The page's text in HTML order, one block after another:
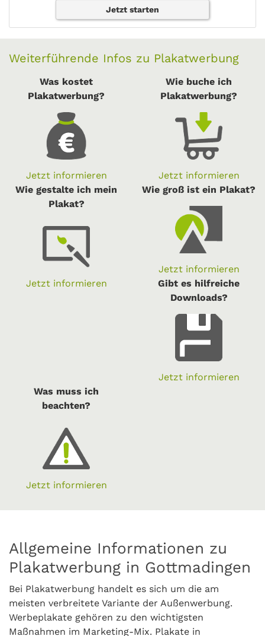
Jetzt starten
Weiterführende Infos zu Plakatwerbung
Was kostet
Plakatwerbung?
Jetzt informieren
Wie buche ich
Plakatwerbung?
Jetzt informieren
Wie gestalte ich mein
Plakat?
Jetzt informieren
Wie groß ist ein Plakat?
Jetzt informieren
Gibt es hilfreiche
Downloads?
Jetzt informieren
Was muss ich
beachten?
Jetzt informieren
Allgemeine Informationen zu
Plakatwerbung in Gottmadingen
Bei Plakatwerbung handelt es sich um die am
meisten verbreitete Variante der Außenwerbung.
Werbeplakate gehören zu den wichtigsten
Maßnahmen im Marketing-Mix. Plakate in